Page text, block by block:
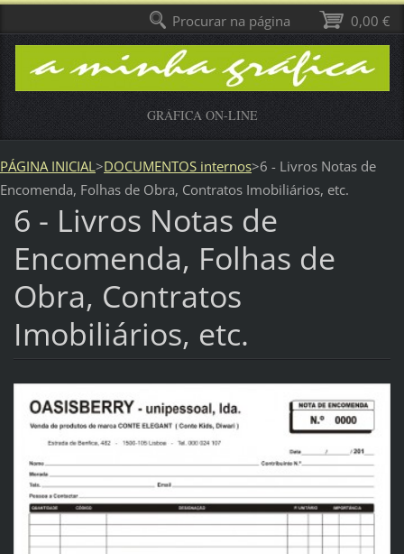
GRÁFICA ON-LINE
PÁGINA INICIAL >DOCUMENTOS internos>6 - Livros Notas de
Encomenda, Folhas de Obra, Contratos Imobiliários, etc.
6 - Livros Notas de
Encomenda, Folhas de
Obra, Contratos
Imobiliários, etc.
0,00 €
Procurar na página